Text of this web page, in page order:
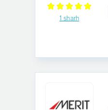
1 sharh